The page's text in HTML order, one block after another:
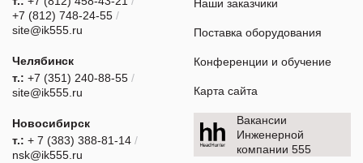
+7 (812) 748-24-55 /
site@ik555.ru
Челябинск
т.: +7 (351) 240-88-55 /
site@ik555.ru
Новосибирск
т.: + 7 (383) 388-81-14 /
nsk@ik555.ru
Наши заказчики
Поставка оборудования
Конференции и обучение
Карта сайта
Вакансии
Инженерной
компании 555